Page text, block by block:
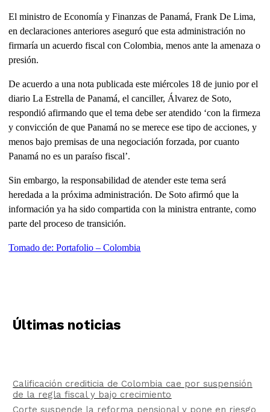
El ministro de Economía y Finanzas de Panamá, Frank De Lima,
en declaraciones anteriores aseguró que esta administración no
firmaría un acuerdo fiscal con Colombia, menos ante la amenaza o
presión.
De acuerdo a una nota publicada este miércoles 18 de junio por el
diario La Estrella de Panamá, el canciller, Álvarez de Soto,
respondió afirmando que el tema debe ser atendido ‘con la firmeza
y convicción de que Panamá no se merece ese tipo de acciones, y
menos bajo premisas de una negociación forzada, por cuanto
Panamá no es un paraíso fiscal’.
Sin embargo, la responsabilidad de atender este tema será
heredada a la próxima administración. De Soto afirmó que la
información ya ha sido compartida con la ministra entrante, como
parte del proceso de transición.
Tomado de: Portafolio – Colombia
Últimas noticias
Calificación crediticia de Colombia cae por suspensión
de la regla fiscal y bajo crecimiento
Corte suspende la reforma pensional y pone en riesgo